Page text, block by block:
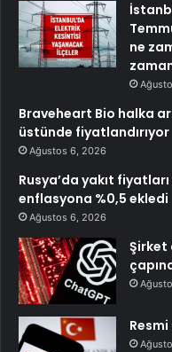
ne
Braveheart Bio halka
üstünde fiyatlandırıyor
Ağustos 6, 2026
Rusya’da yakıt
enflasyona %0,5 ekledi
Ağustos 6, 2026
Şirket